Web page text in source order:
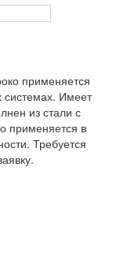
применяется
системах. Имеет
из стали с
применяется в
Требуется